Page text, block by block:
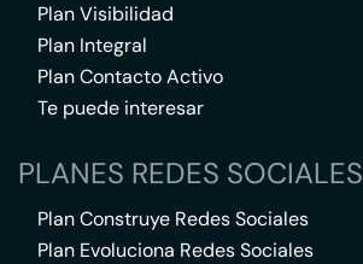
Plan Visibilidad
Plan Integral
Plan Contacto Activo
Te puede interesar
PLANES REDES SOCIALES
Plan Construye Redes Sociales
Plan Evoluciona Redes Sociales